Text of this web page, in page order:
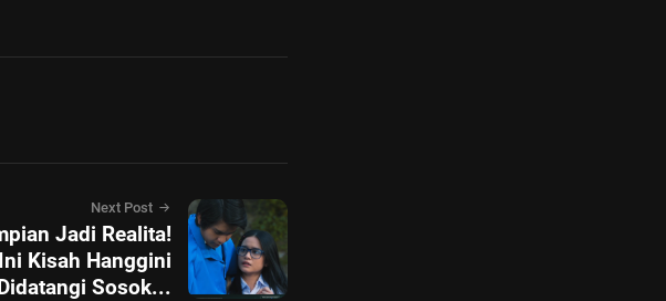
Next Post
Jadi Realita!
Ini Kisah Hanggini
Sosok...